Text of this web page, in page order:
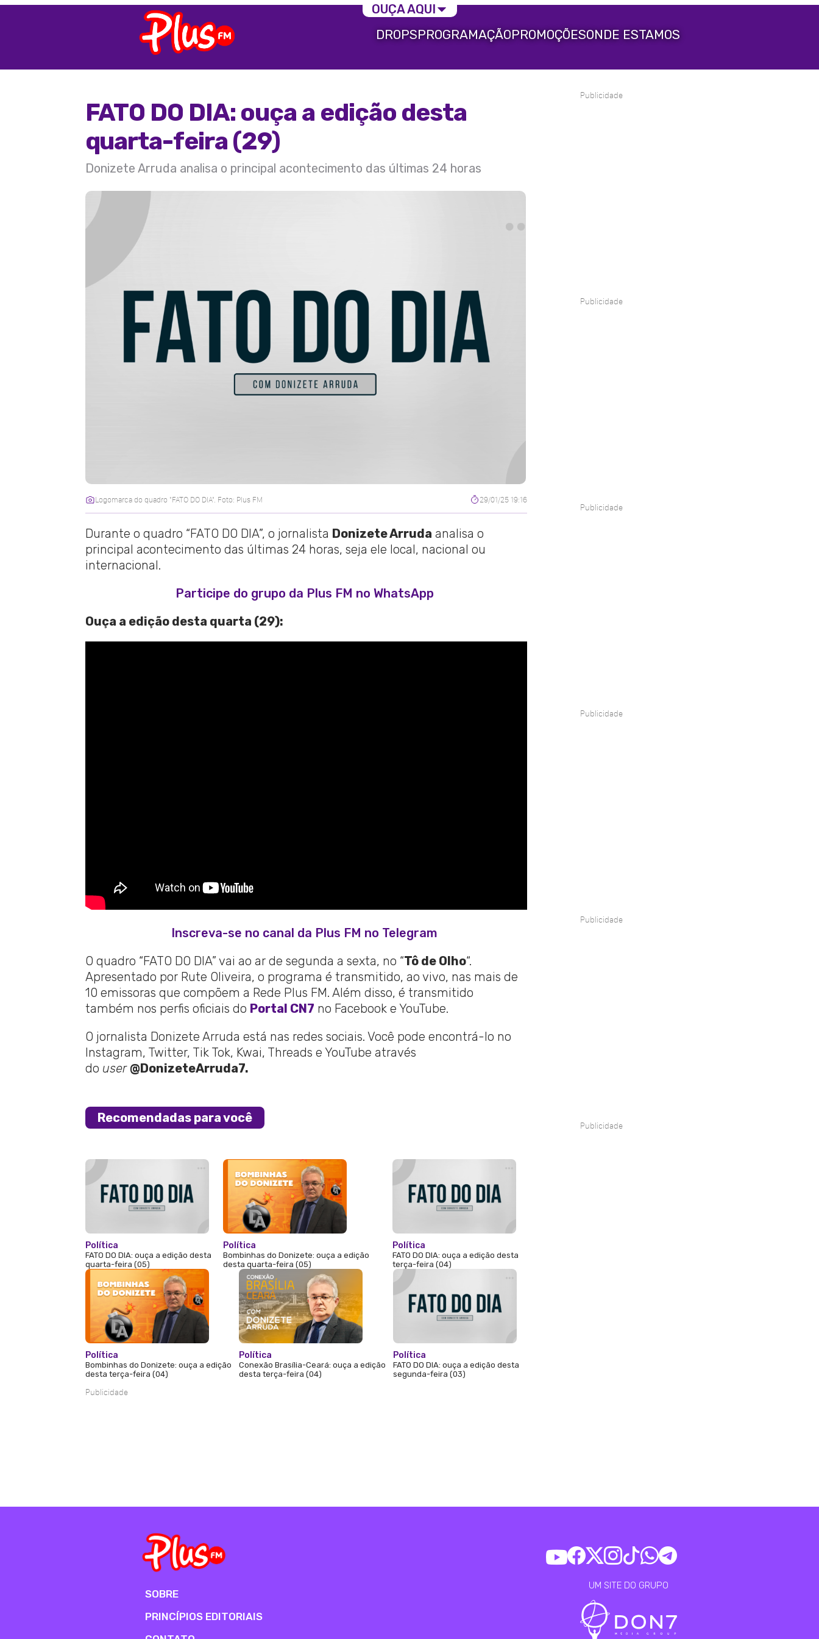
DROPSPROGRAMAÇÃOPROMOÇÕESONDE ESTAMOS
FATO DO DIA: ouça a edição desta
quarta-feira (29)
Donizete Arruda analisa o principal acontecimento das últimas 24 horas
Logomarca do quadro "FATO DO DIA". Foto: Plus FM 29/01/25 19:16
Durante o quadro “FATO DO DIA”, o jornalista Donizete Arruda analisa o
principal acontecimento das últimas 24 horas, seja ele local, nacional ou
internacional.
Participe do grupo da Plus FM no WhatsApp
Ouça a edição desta quarta (29):
Inscreva-se no canal da Plus FM no Telegram
O quadro “FATO DO DIA” vai ao ar de segunda a sexta, no “Tô de Olho“.
Apresentado por Rute Oliveira, o programa é transmitido, ao vivo, nas mais de
10 emissoras que compõem a Rede Plus FM. Além disso, é transmitido
também nos perfis oficiais do Portal CN7 no Facebook e YouTube.
O jornalista Donizete Arruda está nas redes sociais. Você pode encontrá-lo no
Instagram, Twitter, Tik Tok, Kwai, Threads e YouTube através
do user @DonizeteArruda7.
Recomendadas para você
Política
FATO DO DIA: ouça a edição desta
quarta-feira (05)
Política
Bombinhas do Donizete: ouça a edição
desta quarta-feira (05)
Política
FATO DO DIA: ouça a edição desta
terça-feira (04)
Política
Bombinhas do Donizete: ouça a edição
desta terça-feira (04)
Política
Conexão Brasília-Ceará: ouça a edição
desta terça-feira (04)
Política
FATO DO DIA: ouça a edição desta
segunda-feira (03)
Publicidade
Publicidade
Publicidade
Publicidade
Publicidade
Publicidade
Publicidade
SOBRE
PRINCÍPIOS EDITORIAIS
UM SITE DO GRUPO
OUÇA AQUI